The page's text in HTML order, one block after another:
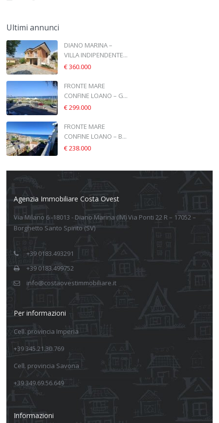
Ultimi annunci
DIANO MARINA –
VILLA INDIPENDENTE...
€ 360.000
FRONTE MARE
CONFINE LOANO – G...
€ 299.000
FRONTE MARE
CONFINE LOANO – B...
€ 238.000
Agenzia Immobiliare Costa Ovest
Via Milano 6 -18013 - Diano Marina (IM) Via Ponti 22 R – 17052 –
Borghetto Santo Spirito (SV)
+39 0183.493291
+39 0183.499752
info@costaovestimmobiliare.it
Per informazioni
Cell. provincia Imperia
+39 345.21.30.769
Cell. provincia Savona
+39 349.69.56.649
Informazioni